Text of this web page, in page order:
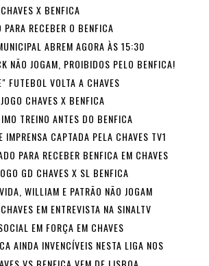
X BENFICA
PARA RECEBER O BENFICA
ABREM AGORA ÀS 15:30
NÃO JOGAM, PROIBIDOS PELO BENFICA!
FUTEBOL VOLTA A CHAVES
CHAVES X BENFICA
TREINO ANTES DO BENFICA
IMPRENSA CAPTADA PELA CHAVES TV1
PARA RECEBER BENFICA EM CHAVES
GD CHAVES X SL BENFICA
WILLIAM E PATRÃO NÃO JOGAM
EM ENTREVISTA NA SINALTV
EM FORÇA EM CHAVES
AINDA INVENCÍVEIS NESTA LIGA NOS